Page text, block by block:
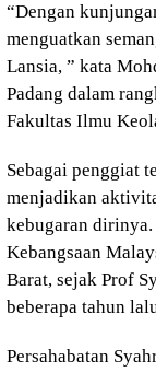
“Dengan
menguatkan
Lansia, ” kata
Padang dalam
Fakultas Ilmu
Sebagai penggiat
menjadikan
kebugaran
Kebangsaan
Barat, sejak Prof
beberapa tahun
Persahabatan